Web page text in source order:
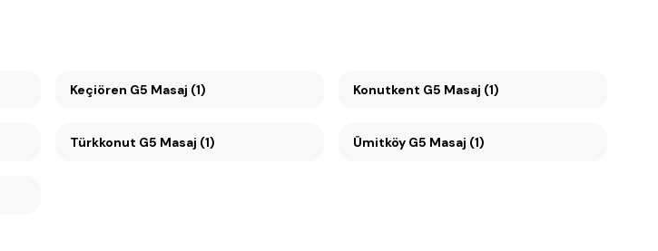
Keçiören G5 Masaj (1) Konutkent G5 Masaj (1)
Türkkonut G5 Masaj (1) Ümitköy G5 Masaj (1)